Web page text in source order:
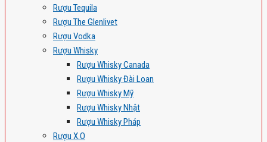
Rượu Tequila
Rượu The Glenlivet
Rượu Vodka
Rượu Whisky
Rượu Whisky Canada
Rượu Whisky Đài Loan
Rượu Whisky Mỹ
Rượu Whisky Nhật
Rượu Whisky Pháp
Rượu X.O